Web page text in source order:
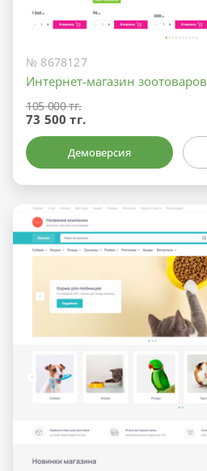
№ 8678127
Интернет-магазин зоотоваров
105 000 тг.
73 500 тг.
Демоверсия